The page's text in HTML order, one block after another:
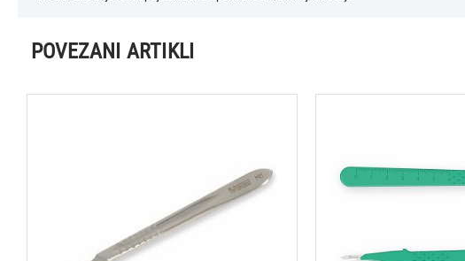
POVEZANI ARTIKLI